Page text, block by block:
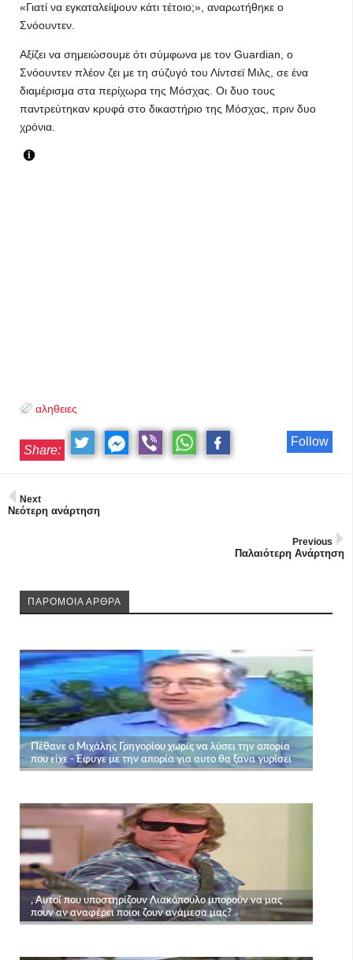
«Γιατί να εγκαταλείψουν κάτι τέτοιο;», αναρωτήθηκε ο
Σνόουντεν.
Αξίζει να σημειώσουμε ότι σύμφωνα με τον Guardian, ο
Σνόουντεν πλέον ζει με τη σύζυγό του Λίντσεϊ Μιλς, σε ένα
διαμέρισμα στα περίχωρα της Μόσχας. Οι δυο τους
παντρεύτηκαν κρυφά στο δικαστήριο της Μόσχας, πριν δυο
χρόνια.
αληθειες
Follow
Share:
Next
Νεότερη ανάρτηση
Previous
Παλαιότερη Ανάρτηση
ΠΑΡΟΜΟΙΑ ΑΡΘΡΑ